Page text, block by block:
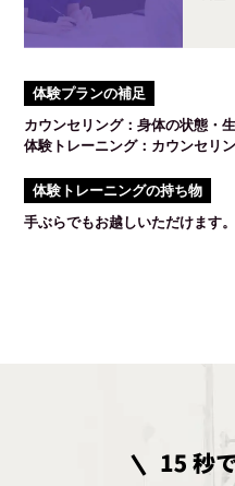
体験プランの補足
カウンセリング：身体の状態・
体験トレーニング：カウンセリ
体験トレーニングの持ち物
手ぶらでもお越しいただけます。